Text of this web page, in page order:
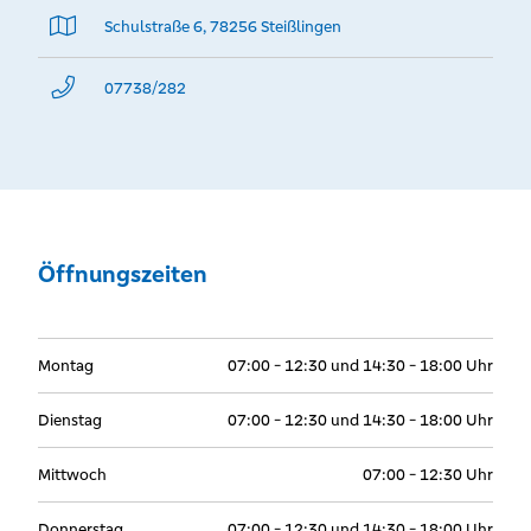
Schulstraße 6, 78256 Steißlingen
07738/282
Öffnungszeiten
Montag 07:00 - 12:30 und 14:30 - 18:00 Uhr
Dienstag 07:00 - 12:30 und 14:30 - 18:00 Uhr
Mittwoch 07:00 - 12:30 Uhr